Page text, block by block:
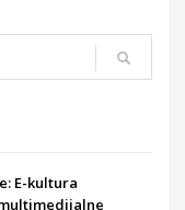
E-kultura